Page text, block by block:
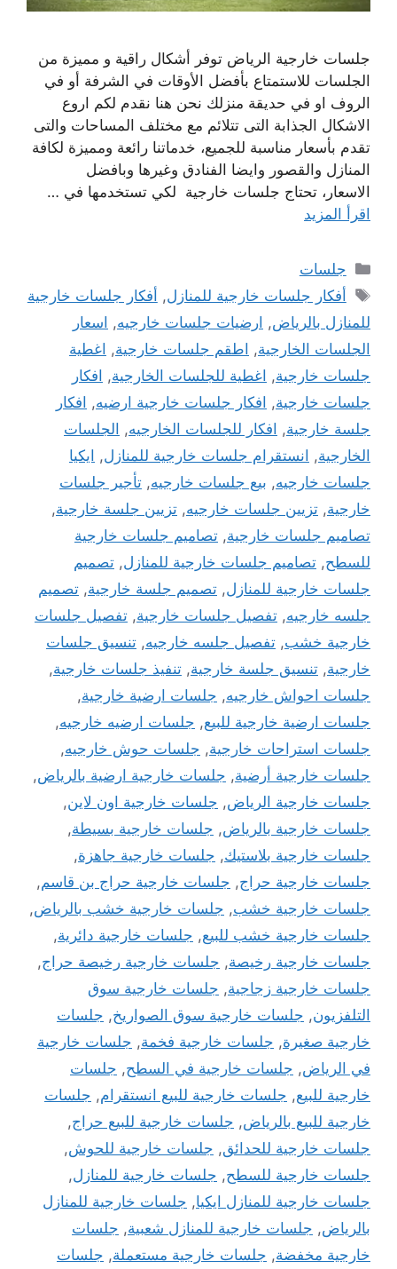
جلسات خارجية الرياض توفر أشكال راقية و مميزة من
الجلسات للاستمتاع بأفضل الأوقات في الشرفة أو في
الروف او في حديقة منزلك نحن هنا نقدم لكم اروع
الاشكال الجذابة التى تتلائم مع مختلف المساحات والتى
تقدم بأسعار مناسبة للجميع، خدماتنا رائعة ومميزة لكافة
المنازل والقصور وايضا الفنادق وغيرها وبافضل
الاسعار، تحتاج جلسات خارجية لكي تستخدمها في …
اقرأ المزيد
التصنيفات
جلسات
الوسوم
أفكار جلسات خارجية للمنازل, أفكار جلسات خارجية
للمنازل بالرياض, ارضيات جلسات خارجيه, اسعار
الجلسات الخارجية, اطقم جلسات خارجية, اغطية
جلسات خارجية, اغطية للجلسات الخارجية, افكار
جلسات خارجية, افكار جلسات خارجية ارضيه, افكار
جلسة خارجية, افكار للجلسات الخارجيه, الجلسات
الخارجية, انستقرام جلسات خارجية للمنازل, ايكيا
جلسات خارجيه, بيع جلسات خارجيه, تأجير جلسات
خارجية, تزيين جلسات خارجيه, تزيين جلسة خارجية,
تصاميم جلسات خارجية, تصاميم جلسات خارجية
للسطح, تصاميم جلسات خارجية للمنازل, تصميم
جلسات خارجية للمنازل, تصميم جلسة خارجية, تصميم
جلسه خارجيه, تفصيل جلسات خارجية, تفصيل جلسات
خارجية خشب, تفصيل جلسه خارجيه, تنسيق جلسات
خارجية, تنسيق جلسة خارجية, تنفيذ جلسات خارجية,
جلسات احواش خارجيه, جلسات ارضية خارجية,
جلسات ارضية خارجية للبيع, جلسات ارضيه خارجيه,
جلسات استراحات خارجية, جلسات حوش خارجيه,
جلسات خارجية أرضية, جلسات خارجية ارضية بالرياض,
جلسات خارجية الرياض, جلسات خارجية اون لاين,
جلسات خارجية بالرياض, جلسات خارجية بسيطة,
جلسات خارجية بلاستيك, جلسات خارجية جاهزة,
جلسات خارجية حراج, جلسات خارجية حراج بن قاسم,
جلسات خارجية خشب, جلسات خارجية خشب بالرياض,
جلسات خارجية خشب للبيع, جلسات خارجية دائرية,
جلسات خارجية رخيصة, جلسات خارجية رخيصة حراج,
جلسات خارجية زجاجية, جلسات خارجية سوق
التلفزيون, جلسات خارجية سوق الصواريخ, جلسات
خارجية صغيرة, جلسات خارجية فخمة, جلسات خارجية
في الرياض, جلسات خارجية في السطح, جلسات
خارجية للبيع, جلسات خارجية للبيع انستقرام, جلسات
خارجية للبيع بالرياض, جلسات خارجية للبيع حراج,
جلسات خارجية للحدائق, جلسات خارجية للحوش,
جلسات خارجية للسطح, جلسات خارجية للمنازل,
جلسات خارجية للمنازل ايكيا, جلسات خارجية للمنازل
بالرياض, جلسات خارجية للمنازل شعبية, جلسات
خارجية مخفضة, جلسات خارجية مستعملة, جلسات